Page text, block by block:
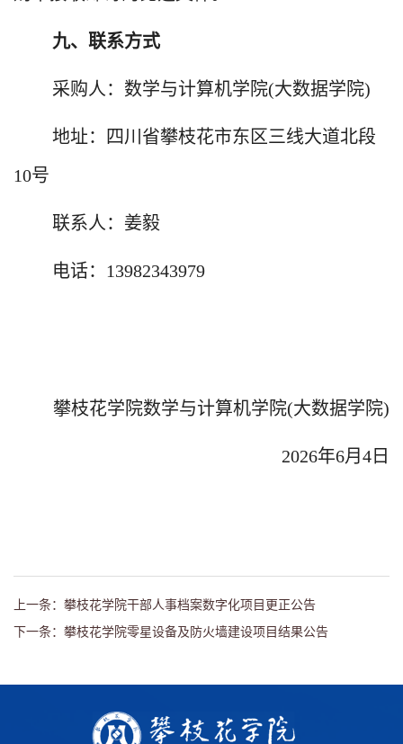
九、联系方式
采购人：数学与计算机学院(大数据学院)
地址：四川省攀枝花市东区三线大道北段
10号
联系人：姜毅
电话： 13982343979
攀枝花学院数学与计算机学院(大数据学院)
2026年6月 4 日
上一条：攀枝花学院干部人事档案数字化项目更正公告
下一条：攀枝花学院零星设备及防火墙建设项目结果公告